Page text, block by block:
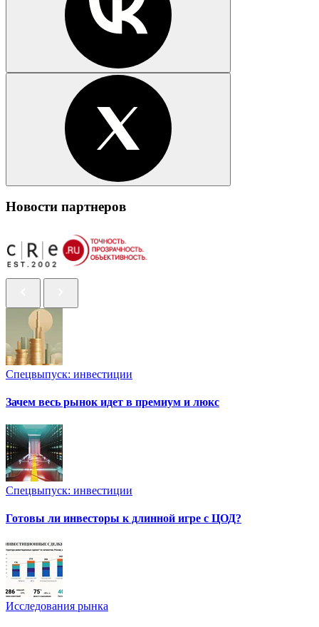
Новости партнеров
Спецвыпуск: инвестиции
Зачем весь рынок идет в премиум и люкс
Спецвыпуск: инвестиции
Готовы ли инвесторы к длинной игре с ЦОД?
Исследования рынка